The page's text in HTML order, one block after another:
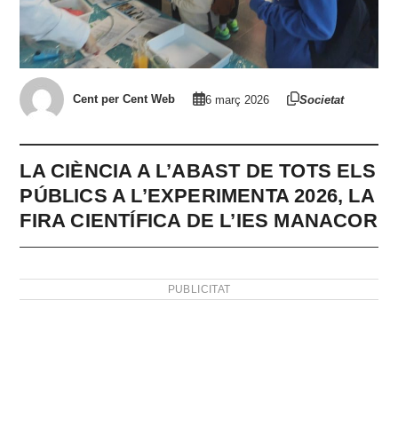
Cent per Cent Web 6 març 2026 Societat
LA CIÈNCIA A L’ABAST DE TOTS ELS
PÚBLICS A L’EXPERIMENTA 2026, LA
FIRA CIENTÍFICA DE L’IES MANACOR
PUBLICITAT